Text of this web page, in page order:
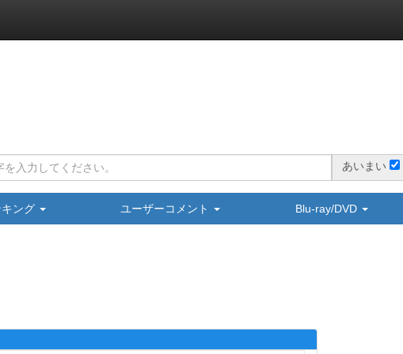
あいまい
ング ユーザーコメント Blu-ray/DVD